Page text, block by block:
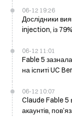
06-12 19:26
Дослідники
injection, із
06-12 11:01
Fable 5
на іспиті UC
06-12 10:07
Claude Fable 5
акаунтів,